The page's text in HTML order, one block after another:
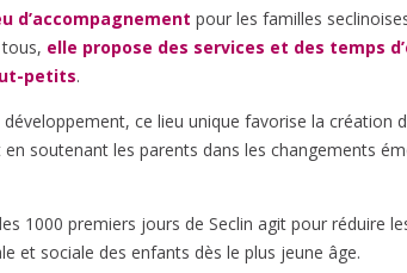
d’accompagnement pour les familles
tous, elle propose des services et des temps
petits.
ce lieu unique favorise la création
soutenant les parents dans les changements
1000 premiers jours de Seclin agit pour réduire
et sociale des enfants dès le plus jeune âge.